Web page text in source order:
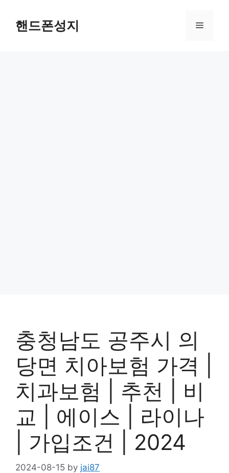
content핸드폰성지 Menu
충청남도 공주시 의
당면 치아보험 가격 |
치과보험 | 추천 | 비
교 | 에이스 | 라이나
| 가입조건 | 2024
2024-08-15 by jai87